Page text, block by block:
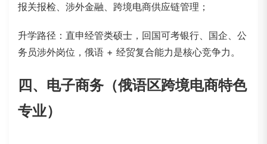
报关报检、涉外金融、跨境电商供应链管理；
升学路径：直申经管类硕士，回国可考银行、国企、公
务员涉外岗位，俄语 + 经贸复合能力是核心竞争力。
四、电子商务（俄语区跨境电商特色
专业）